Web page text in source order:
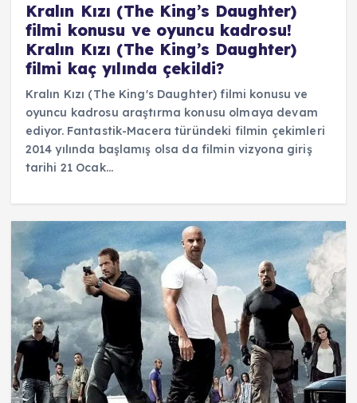
Kralın Kızı (The King’s Daughter)
filmi konusu ve oyuncu kadrosu!
Kralın Kızı (The King’s Daughter)
filmi kaç yılında çekildi?
Kralın Kızı (The King's Daughter) filmi konusu ve
oyuncu kadrosu araştırma konusu olmaya devam
ediyor. Fantastik-Macera türündeki filmin çekimleri
2014 yılında başlamış olsa da filmin vizyona giriş
tarihi 21 Ocak…